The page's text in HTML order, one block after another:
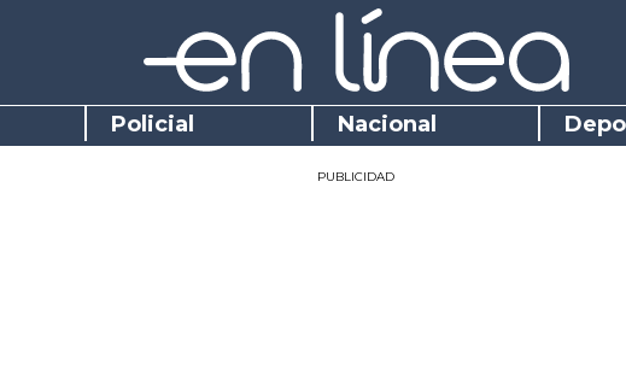
Policial Nacional
PUBLICIDAD